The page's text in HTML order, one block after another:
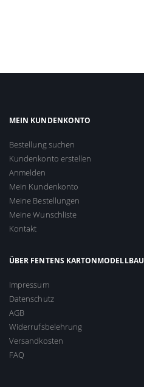
MEIN KUNDENKONTO
Bestellung suchen
Kundenkonto erstellen
Anmelden
Mein Kundenkonto
Meine Bestellungen
Meine Wunschliste
Kontakt
ÜBER FENTENS KARTONMODELLBAU
Impressum
Datenschutz
AGB
Widerrufsbelehrung
Versandkosten
FAQ